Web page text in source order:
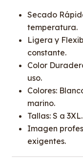
Secado
temperatura.
Ligera y
constante.
Color
uso.
Colores:
marino.
Tallas: S a 3XL.
Imagen
exigentes.